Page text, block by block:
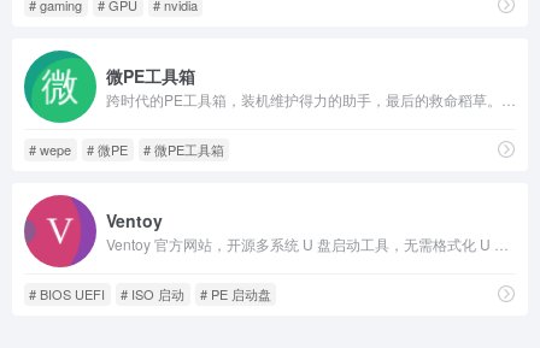
# gaming # GPU # nvidia
微PE工具箱
# wepe # 微PE # 微PE工具箱
Ventoy
# BIOS UEFI # ISO 启动 # PE 启动盘